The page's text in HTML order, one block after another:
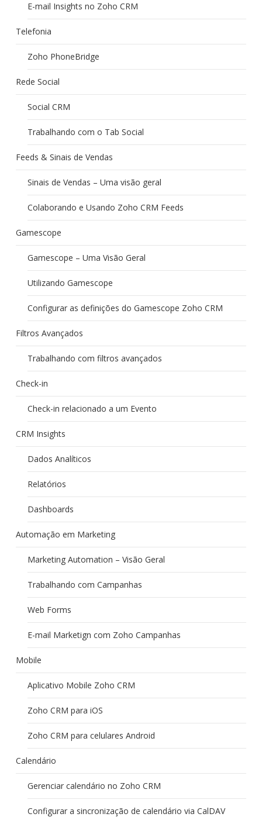
E-mail Insights no Zoho CRM
Telefonia
Zoho PhoneBridge
Rede Social
Social CRM
Trabalhando com o Tab Social
Feeds & Sinais de Vendas
Sinais de Vendas – Uma visão geral
Colaborando e Usando Zoho CRM Feeds
Gamescope
Gamescope – Uma Visão Geral
Utilizando Gamescope
Configurar as definições do Gamescope Zoho CRM
Filtros Avançados
Trabalhando com filtros avançados
Check-in
Check-in relacionado a um Evento
CRM Insights
Dados Analíticos
Relatórios
Dashboards
Automação em Marketing
Marketing Automation – Visão Geral
Trabalhando com Campanhas
Web Forms
E-mail Marketign com Zoho Campanhas
Mobile
Aplicativo Mobile Zoho CRM
Zoho CRM para iOS
Zoho CRM para celulares Android
Calendário
Gerenciar calendário no Zoho CRM
Configurar a sincronização de calendário via CalDAV